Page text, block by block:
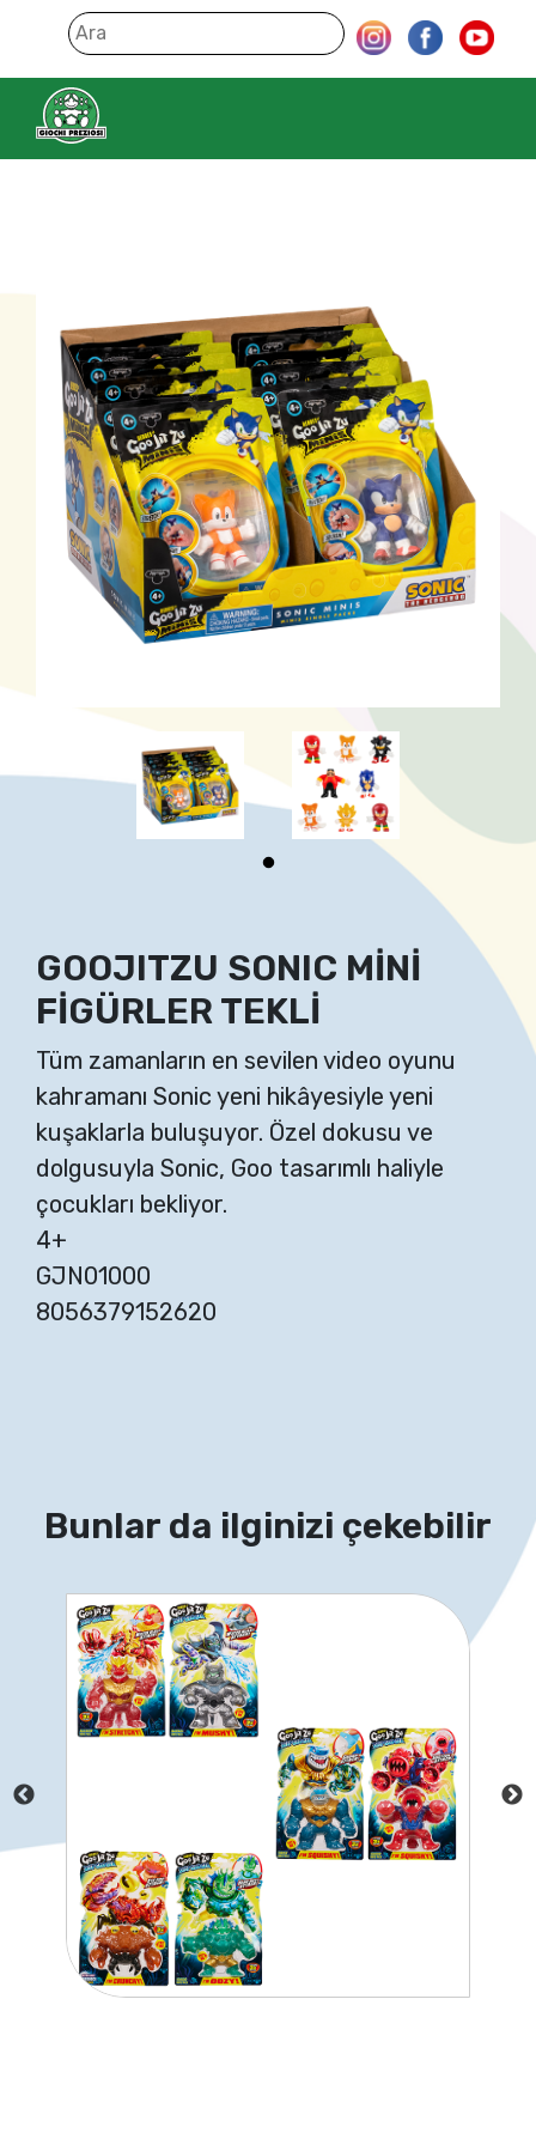
GOOJITZU SONIC MİNİ
FİGÜRLER TEKLİ
Tüm zamanların en sevilen video oyunu
kahramanı Sonic yeni hikâyesiyle yeni
kuşaklarla buluşuyor. Özel dokusu ve
dolgusuyla Sonic, Goo tasarımlı haliyle
çocukları bekliyor.
4+
GJN01000
8056379152620
Bunlar da ilginizi çekebilir